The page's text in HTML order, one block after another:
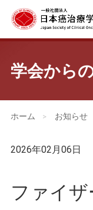
学会から
会員・医療関
> お知らせ
2026年02月06日
ファイザ